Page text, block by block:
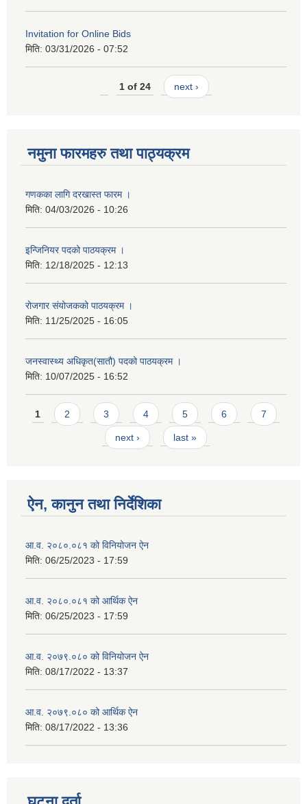
Invitation for Online Bids
मिति: 03/31/2026 - 07:52
1 of 24 next ›
नमुना फारमहरु तथा पाठ्यक्रम
गणकका लागि दरखास्त फारम ।
मिति: 04/03/2026 - 10:26
इन्जिनियर पदको पाठयक्रम ।
मिति: 12/18/2025 - 12:13
रोजगार संयोजकको पाठयक्रम ।
मिति: 11/25/2025 - 16:05
जनस्वास्थ्य अधिकृत(सातौ) पदको पाठयक्रम ।
मिति: 10/07/2025 - 16:52
Pages
1 2 3 4 5 6 7
next › last »
ऐन, कानुन तथा निर्देशिका
आ.व. २०८०.०८१ को विनियोजन ऐन
मिति: 06/25/2023 - 17:59
आ.व. २०८०.०८१ को आर्थिक ऐन
मिति: 06/25/2023 - 17:59
आ.व. २०७९.०८० को विनियोजन ऐन
मिति: 08/17/2022 - 13:37
आ.व. २०७९.०८० को आर्थिक ऐन
मिति: 08/17/2022 - 13:36